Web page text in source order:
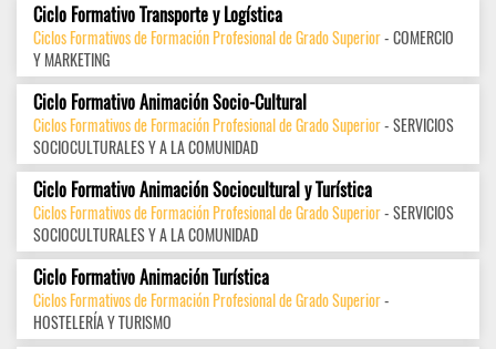
Ciclo Formativo Transporte y Logística
Ciclos Formativos de Formación Profesional de Grado Superior- COMERCIO
Y MARKETING
Ciclo Formativo Animación Socio-Cultural
Ciclos Formativos de Formación Profesional de Grado Superior- SERVICIOS
SOCIOCULTURALES Y A LA COMUNIDAD
Ciclo Formativo Animación Sociocultural y Turística
Ciclos Formativos de Formación Profesional de Grado Superior- SERVICIOS
SOCIOCULTURALES Y A LA COMUNIDAD
Ciclo Formativo Animación Turística
Ciclos Formativos de Formación Profesional de Grado Superior-
HOSTELERÍA Y TURISMO